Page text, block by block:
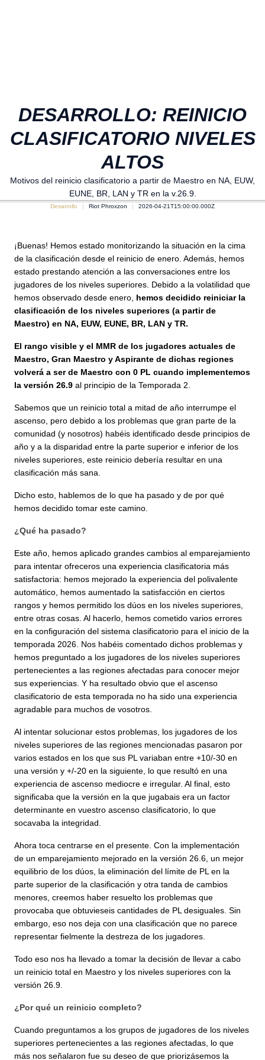
DESARROLLO: REINICIO
CLASIFICATORIO NIVELES
ALTOS
Motivos del reinicio clasificatorio a partir de Maestro en NA, EUW,
EUNE, BR, LAN y TR en la v.26.9.
Desarrollo Riot Phroxzon 2026-04-21T15:00:00.000Z
¡Buenas! Hemos estado monitorizando la situación en la cima
de la clasificación desde el reinicio de enero. Además, hemos
estado prestando atención a las conversaciones entre los
jugadores de los niveles superiores. Debido a la volatilidad que
hemos observado desde enero, hemos decidido reiniciar la
clasificación de los niveles superiores (a partir de
Maestro) en NA, EUW, EUNE, BR, LAN y TR.
El rango visible y el MMR de los jugadores actuales de
Maestro, Gran Maestro y Aspirante de dichas regiones
volverá a ser de Maestro con 0 PL cuando implementemos
la versión 26.9 al principio de la Temporada 2.
Sabemos que un reinicio total a mitad de año interrumpe el
ascenso, pero debido a los problemas que gran parte de la
comunidad (y nosotros) habéis identificado desde principios de
año y a la disparidad entre la parte superior e inferior de los
niveles superiores, este reinicio debería resultar en una
clasificación más sana.
Dicho esto, hablemos de lo que ha pasado y de por qué
hemos decidido tomar este camino.
¿Qué ha pasado?
Este año, hemos aplicado grandes cambios al emparejamiento
para intentar ofreceros una experiencia clasificatoria más
satisfactoria: hemos mejorado la experiencia del polivalente
automático, hemos aumentado la satisfacción en ciertos
rangos y hemos permitido los dúos en los niveles superiores,
entre otras cosas. Al hacerlo, hemos cometido varios errores
en la configuración del sistema clasificatorio para el inicio de la
temporada 2026. Nos habéis comentado dichos problemas y
hemos preguntado a los jugadores de los niveles superiores
pertenecientes a las regiones afectadas para conocer mejor
sus experiencias. Y ha resultado obvio que el ascenso
clasificatorio de esta temporada no ha sido una experiencia
agradable para muchos de vosotros.
Al intentar solucionar estos problemas, los jugadores de los
niveles superiores de las regiones mencionadas pasaron por
varios estados en los que sus PL variaban entre +10/-30 en
una versión y +/-20 en la siguiente, lo que resultó en una
experiencia de ascenso mediocre e irregular. Al final, esto
significaba que la versión en la que jugabais era un factor
determinante en vuestro ascenso clasificatorio, lo que
socavaba la integridad.
Ahora toca centrarse en el presente. Con la implementación
de un emparejamiento mejorado en la versión 26.6, un mejor
equilibrio de los dúos, la eliminación del límite de PL en la
parte superior de la clasificación y otra tanda de cambios
menores, creemos haber resuelto los problemas que
provocaba que obtuvieseis cantidades de PL desiguales. Sin
embargo, eso nos deja con una clasificación que no parece
representar fielmente la destreza de los jugadores.
Todo eso nos ha llevado a tomar la decisión de llevar a cabo
un reinicio total en Maestro y los niveles superiores con la
versión 26.9.
¿Por qué un reinicio completo?
Cuando preguntamos a los grupos de jugadores de los niveles
superiores pertenecientes a las regiones afectadas, lo que
más nos señalaron fue su deseo de que priorizásemos la